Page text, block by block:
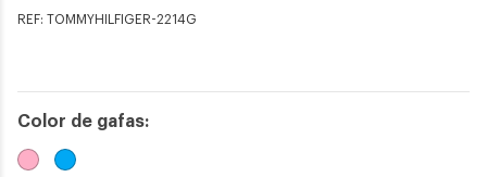
REF: TOMMYHILFIGER-2214G
Color de gafas: